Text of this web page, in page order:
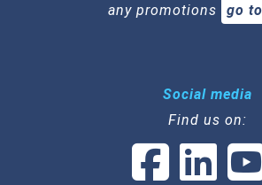
any promotions
go
Social media
Find us on: